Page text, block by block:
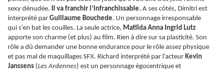
sexy dénudée. Il va franchir l’infranchissable. A ses côtés, Dimitri est
interprété par Guillaume Bouchede. Un personnage irresponsable
qui s’en bat les couilles. La seule actrice, Matilda Anna Ingrid Lutz
apporte son charme (et plus) au film. Rien à dire sur sa plasticité. Son
rôle a dû demander une bonne endurance pour le rôle assez physique
et pas mal de maquillages SFX. Richard interprété par l’acteur Kevin
Janssens (Les Ardennes) est un personnage égocentrique et